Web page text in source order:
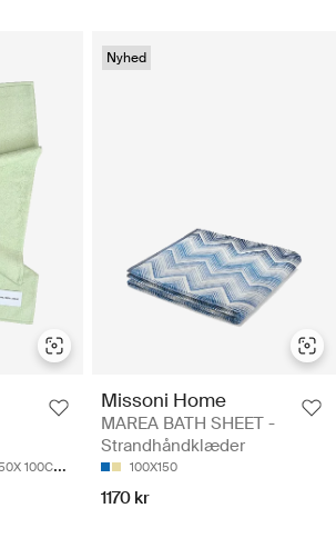
100CM 70X 140CM
Nyhed
Missoni Home
MAREA BATH SHEET -
Strandhåndklæder
100X150
1170 kr